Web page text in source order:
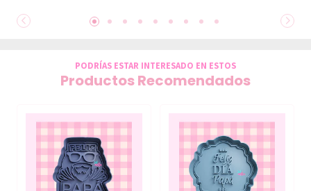
PODRÍAS ESTAR INTERESADO EN ESTOS
Productos Recomendados